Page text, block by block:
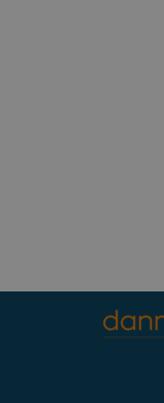
opdatere en unik værdi
for Youtube-
at hjælpe med at